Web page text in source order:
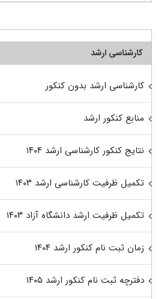
کارشناسی ارشد
کارشناسی ارشد بدون کنکور
منابع کنکور ارشد
نتایج کنکور کارشناسی ارشد ۱۴۰۴
تکمیل ظرفیت کارشناسی ارشد ۱۴۰۳
تکمیل ظرفیت ارشد دانشگاه آزاد ۱۴۰۳
زمان ثبت نام کنکور ارشد ۱۴۰۴
دفترچه ثبت نام کنکور ارشد ۱۴۰۵